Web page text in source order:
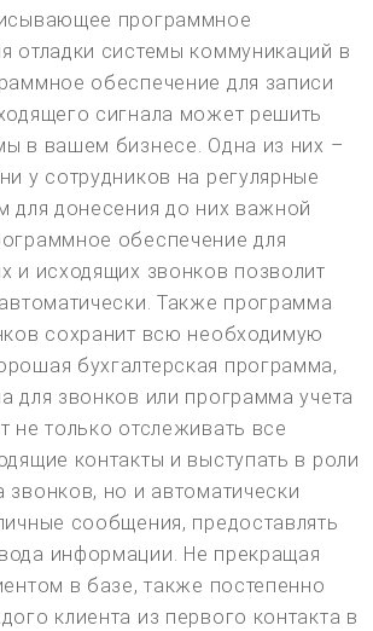
программное
отладки системы коммуникаций в
обеспечение для записи
сигнала может решить
в вашем бизнесе. Одна из них –
у сотрудников на регулярные
для донесения до них важной
обеспечение для
и исходящих звонков позволит
Также программа
сохранит всю необходимую
бухгалтерская программа,
для звонков или программа учета
не только отслеживать все
контакты и выступать в роли
звонков, но и автоматически
сообщения, предоставлять
информации. Не прекращая
в базе, также постепенно
клиента из первого контакта в